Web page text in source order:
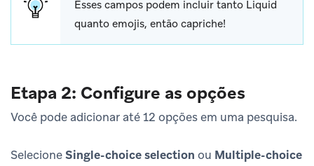
Esses campos podem incluir tanto Liquid
quanto emojis, então capriche!
Etapa 2: Configure as opções
Você pode adicionar até 12 opções em uma pesquisa.
SelecioneSingle-choice selection ou Multiple-choice